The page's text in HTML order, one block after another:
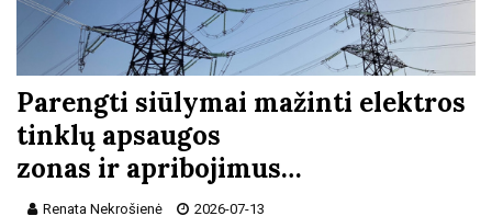
Parengti siūlymai mažinti elektros
tinklų apsaugos
zonas ir apribojimus…
Renata Nekrošienė 2026-07-13